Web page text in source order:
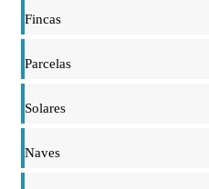
Fincas
Parcelas
Solares
Naves